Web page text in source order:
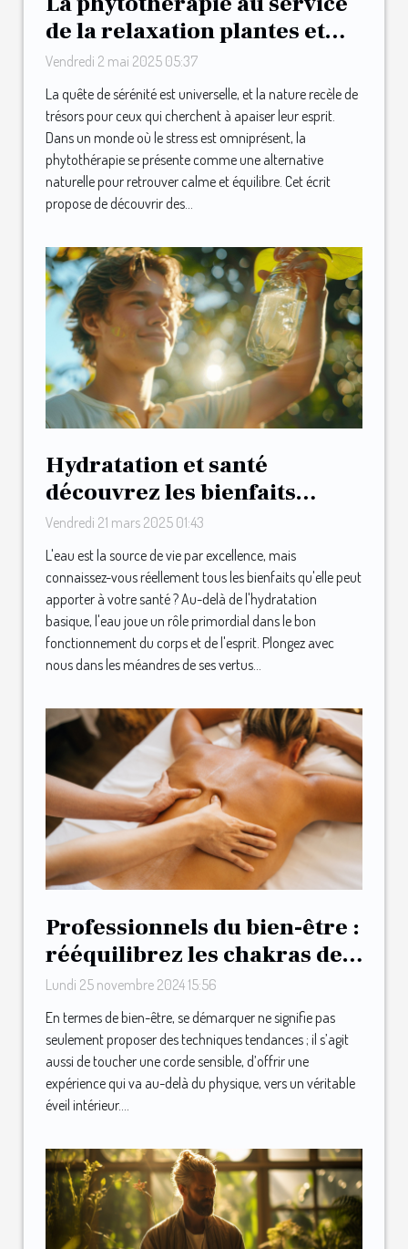
de la relaxation plantes et
infusions pour un effet
apaisant garanti
Vendredi 2 mai 2025 05:37
La quête de sérénité est universelle, et la nature recèle de
trésors pour ceux qui cherchent à apaiser leur esprit.
Dans un monde où le stress est omniprésent, la
phytothérapie se présente comme une alternative
naturelle pour retrouver calme et équilibre. Cet écrit
propose de découvrir des...
Hydratation et santé
découvrez les bienfaits
insoupçonnés de l'eau pour
le corps et l'esprit
Vendredi 21 mars 2025 01:43
L'eau est la source de vie par excellence, mais
connaissez-vous réellement tous les bienfaits qu'elle peut
apporter à votre santé ? Au-delà de l'hydratation
basique, l'eau joue un rôle primordial dans le bon
fonctionnement du corps et de l'esprit. Plongez avec
nous dans les méandres de ses vertus...
Professionnels du bien-être :
rééquilibrez les chakras de
vos clients avec une
formation au massage
intuitif !
Lundi 25 novembre 2024 15:56
En termes de bien-être, se démarquer ne signifie pas
seulement proposer des techniques tendances ; il s’agit
aussi de toucher une corde sensible, d’offrir une
expérience qui va au-delà du physique, vers un véritable
éveil intérieur....